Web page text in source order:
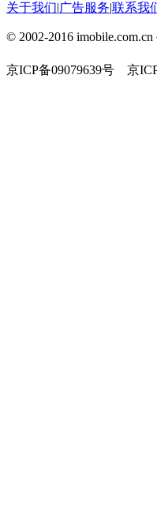
关于我们|广告服务|联系我
© 2002-2016
京ICP备09079639号 京